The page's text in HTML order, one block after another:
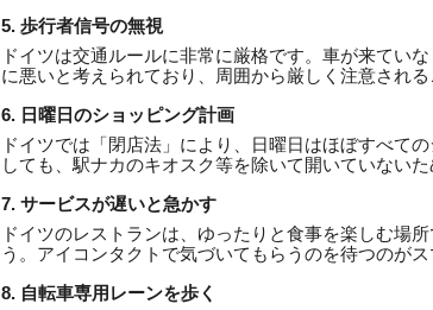
5. 歩行者信号の無視
ドイツは交通ルールに非常に厳格です。車が来てい
に悪いと考えられており、周囲から厳しく注意される
6. 日曜日のショッピング計画
ドイツでは「閉店法」により、日曜日はほぼすべて
しても、駅ナカのキオスク等を除いて開いていない
7. サービスが遅いと急かす
ドイツのレストランは、ゆったりと食事を楽しむ場
う。アイコンタクトで気づいてもらうのを待つのがス
8. 自転車専用レーンを歩く